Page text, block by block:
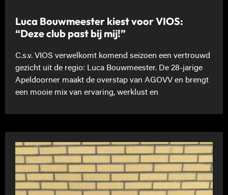
Luca Bouwmeester kiest voor VIOS:
“Deze club past bij mij!”
C.s.v. VIOS verwelkomt komend seizoen een vertrouwd
gezicht uit de regio: Luca Bouwmeester. De 28-jarige
Apeldoorner maakt de overstap van AGOVV en brengt
een mooie mix van ervaring, werklust en